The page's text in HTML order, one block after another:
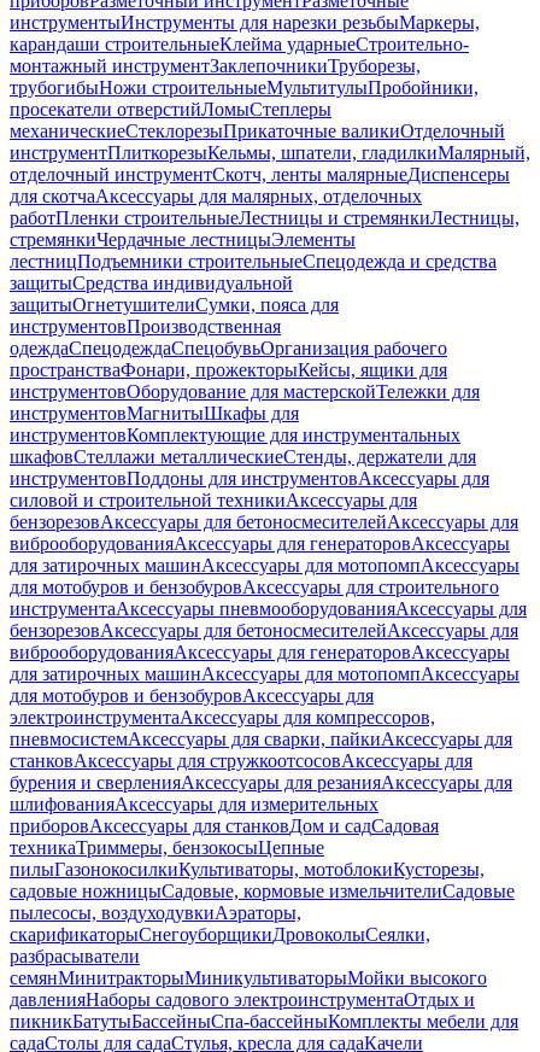
инструментыИнструменты для нарезки резьбыМаркеры,
карандаши строительныеКлейма ударныеСтроительно-
монтажный инструментЗаклепочникиТруборезы,
трубогибыНожи строительныеМультитулыПробойники,
просекатели отверстийЛомыСтеплеры
механическиеСтеклорезыПрикаточные валикиОтделочный
инструментПлиткорезыКельмы, шпатели, гладилкиМалярный,
отделочный инструментСкотч, ленты малярныеДиспенсеры
для скотчаАксессуары для малярных, отделочных
работПленки строительныеЛестницы и стремянкиЛестницы,
стремянкиЧердачные лестницыЭлементы
лестницПодъемники строительныеСпецодежда и средства
защитыСредства индивидуальной
защитыОгнетушителиСумки, пояса для
инструментовПроизводственная
одеждаСпецодеждаСпецобувьОрганизация рабочего
пространстваФонари, прожекторыКейсы, ящики для
инструментовОборудование для мастерскойТележки для
инструментовМагнитыШкафы для
инструментовКомплектующие для инструментальных
шкафовСтеллажи металлическиеСтенды, держатели для
инструментовПоддоны для инструментовАксессуары для
силовой и строительной техникиАксессуары для
бензорезовАксессуары для бетоносмесителейАксессуары для
виброоборудованияАксессуары для генераторовАксессуары
для затирочных машинАксессуары для мотопомпАксессуары
для мотобуров и бензобуровАксессуары для строительного
инструментаАксессуары пневмооборудованияАксессуары для
бензорезовАксессуары для бетоносмесителейАксессуары для
виброоборудованияАксессуары для генераторовАксессуары
для затирочных машинАксессуары для мотопомпАксессуары
для мотобуров и бензобуровАксессуары для
электроинструментаАксессуары для компрессоров,
пневмосистемАксессуары для сварки, пайкиАксессуары для
станковАксессуары для стружкоотсосовАксессуары для
бурения и сверленияАксессуары для резанияАксессуары для
шлифованияАксессуары для измерительных
приборовАксессуары для станковДом и садСадовая
техникаТриммеры, бензокосыЦепные
пилыГазонокосилкиКультиваторы, мотоблокиКусторезы,
садовые ножницыСадовые, кормовые измельчителиСадовые
пылесосы, воздуходувкиАэраторы,
скарификаторыСнегоуборщикиДровоколыСеялки,
разбрасыватели
семянМинитракторыМиникультиваторыМойки высокого
давленияНаборы садового электроинструментаОтдых и
пикникБатутыБассейныСпа-бассейныКомплекты мебели для
садаСтолы для садаСтулья, кресла для садаКачели